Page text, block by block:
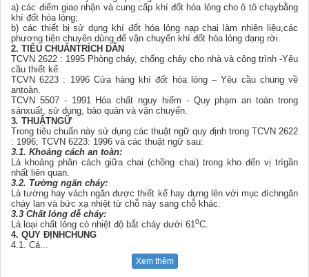
a) các điểm giao nhận và cung cấp khí đốt hóa lỏng cho ô tô chạybằng
khí đốt hóa lỏng;
b) các thiết bị sử dụng khí đốt hóa lỏng nạp chai làm nhiên liệu,các
phương tiện chuyên dùng để vận chuyển khí đốt hóa lỏng dạng rời.
2. TIÊU CHUẨNTRÍCH DẪN
TCVN 2622 : 1995 Phòng cháy, chống cháy cho nhà và công trình -Yêu
cầu thiết kế.
TCVN 6223 : 1996 Cửa hàng khí đốt hóa lỏng – Yêu cầu chung về
antoàn.
TCVN 5507 - 1991 Hóa chất nguy hiểm - Quy phạm an toàn trong
sảnxuất, sử dụng, bảo quản và vận chuyển.
3. THUẬTNGỮ
Trong tiêu chuẩn này sử dụng các thuật ngữ quy định trong TCVN 2622
: 1996; TCVN 6223: 1996 và các thuật ngữ sau:
3.1. Khoảng cách an toàn:
Là khoảng phân cách giữa chai (chồng chai) trong kho đến vị trígần
nhất liên quan.
3.2. Tường ngăn cháy:
Là tường hay vách ngăn được thiết kế hay dựng lên với mục đíchngăn
cháy lan và bức xạ nhiệt từ chỗ này sang chỗ khác.
3.3 Chất lỏng dễ cháy:
Là loại chất lỏng có nhiệt độ bắt cháy dưới 610C.
4. QUY ĐỊNHCHUNG
4.1. Cá...
Xem thêm